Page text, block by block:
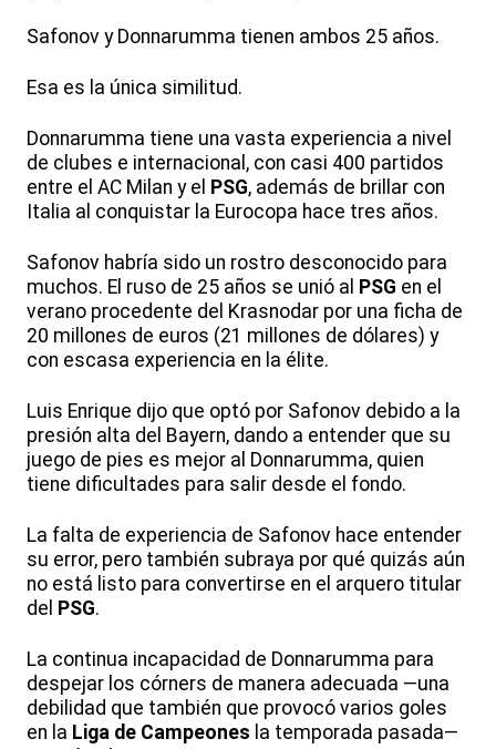
Safonov y Donnarumma tienen ambos 25 años.
Esa es la única similitud.
Donnarumma tiene una vasta experiencia a nivel
de clubes e internacional, con casi 400 partidos
entre el AC Milan y el PSG, además de brillar con
Italia al conquistar la Eurocopa hace tres años.
Safonov habría sido un rostro desconocido para
muchos. El ruso de 25 años se unió al PSG en el
verano procedente del Krasnodar por una ficha de
20 millones de euros (21 millones de dólares) y
con escasa experiencia en la élite.
Luis Enrique dijo que optó por Safonov debido a la
presión alta del Bayern, dando a entender que su
juego de pies es mejor al Donnarumma, quien
tiene dificultades para salir desde el fondo.
La falta de experiencia de Safonov hace entender
su error, pero también subraya por qué quizás aún
no está listo para convertirse en el arquero titular
del PSG.
La continua incapacidad de Donnarumma para
despejar los córners de manera adecuada —una
debilidad que también que provocó varios goles
en la Liga de Campeones la temporada pasada—